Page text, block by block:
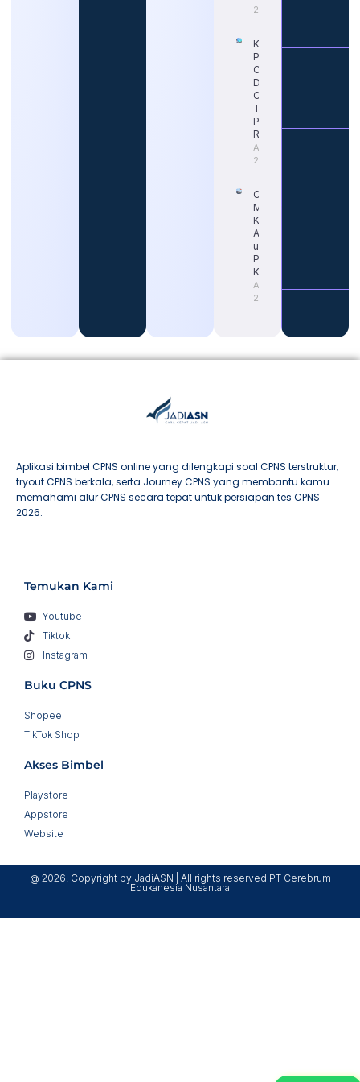
2026
Kapan
Pendaftaran
CPNS 2026
Dimulai?
Cek Jadwal
Terbaru dan
Portal
Resminya
August 5,
2026
Cara Tepat
Mengetahui
Kapan Gaji
ASN Naik
untuk
Persiapan
Karier
August 4,
2026
Aplikasi bimbel CPNS online yang dilengkapi soal CPNS terstruktur,
tryout CPNS berkala, serta Journey CPNS yang membantu kamu
memahami alur CPNS secara tepat untuk persiapan tes CPNS
2026.
Temukan Kami
Youtube
Tiktok
Instagram
Buku CPNS
Shopee
TikTok Shop
Akses Bimbel
Playstore
Appstore
Website
@ 2026. Copyright by JadiASN | All rights reserved PT Cerebrum
Edukanesia Nusantara